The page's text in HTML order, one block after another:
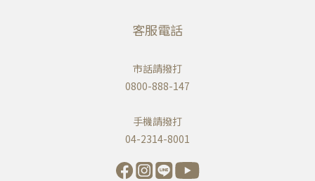
客服電話
市話請撥打
0800-888-147
手機請撥打
04-2314-8001